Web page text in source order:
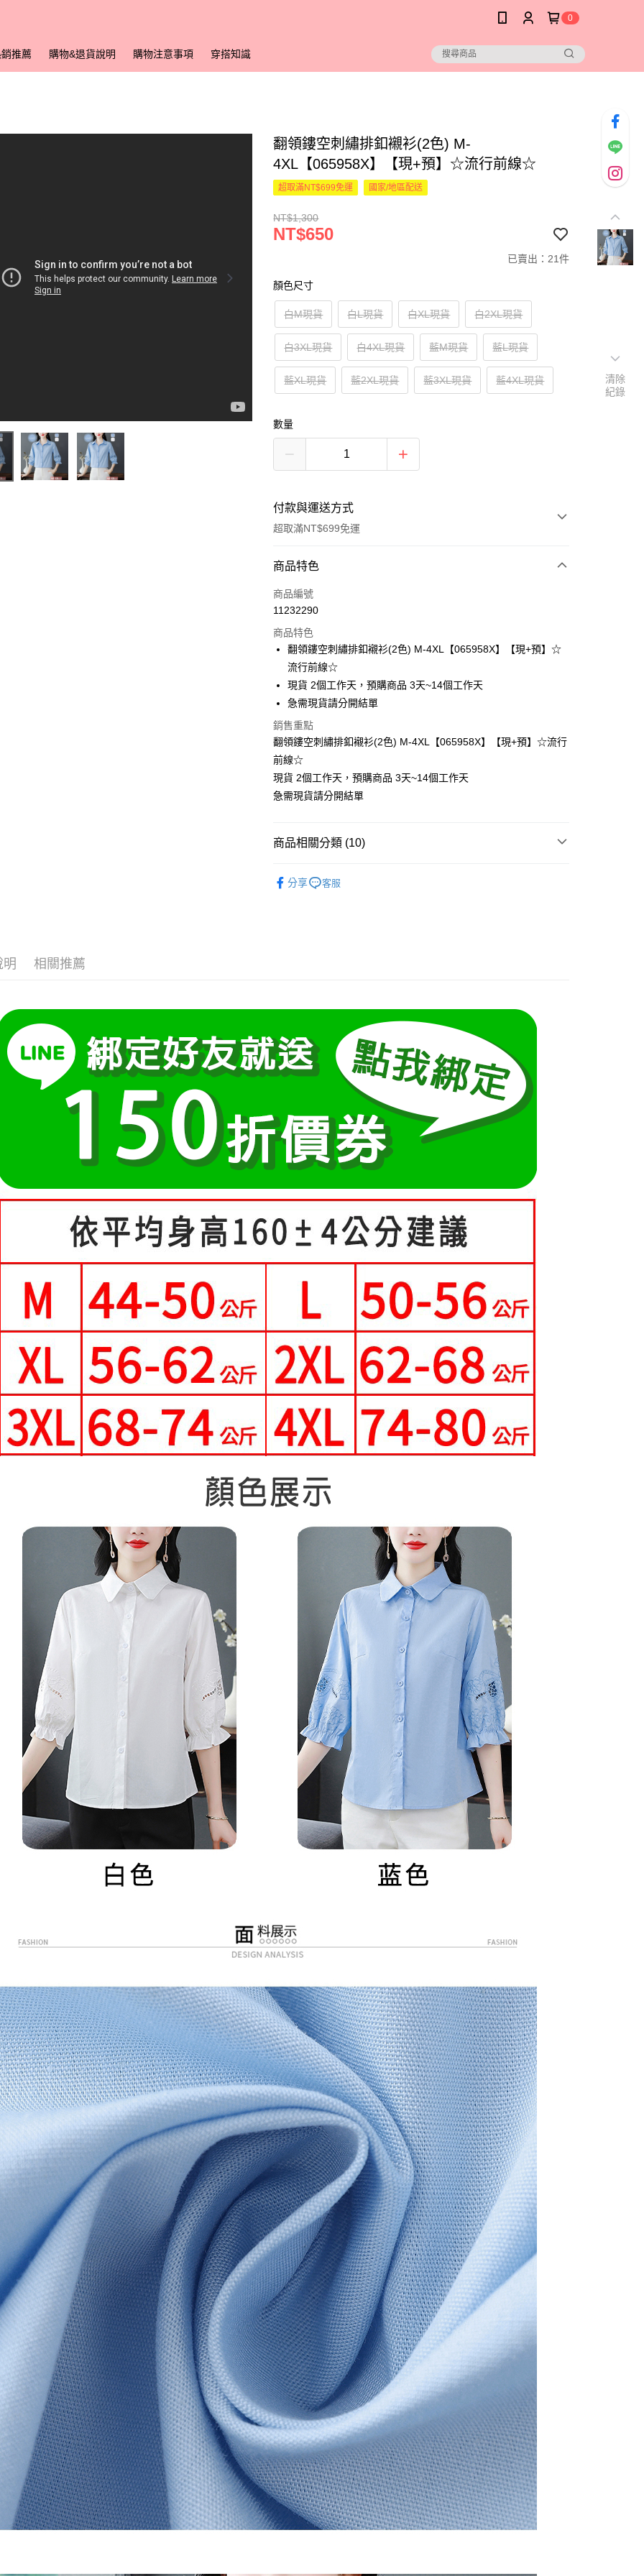
0
推薦 購物&退貨說明 購物注意事項 穿搭知識
翻領鏤空刺繡排釦襯衫(2色) M-
4XL【065958X】【現+預】☆流行前線☆
超取滿NT$699免運 國家/地區配送
NT$1,300
NT$650
已賣出：21件
顏色尺寸
白M現貨 白L現貨 白XL現貨 白2XL現貨
白3XL現貨 白4XL現貨 藍M現貨 藍L現貨
藍XL現貨 藍2XL現貨 藍3XL現貨 藍4XL現貨
數量
付款與運送方式
超取滿NT$699免運
付款方式
信用卡一次付款
LINE Pay
Apple Pay
街口支付
悠遊付
全支付
全盈+PAY
相關說明
1.本服務由台灣大哥大提供，台灣大哥大用戶可立即使用無須另外申請。
2.付款方式選擇「大哥付你分期」，訂單成立後會自動跳轉到大哥付的交易
2.透過簡訊連結打開帳單後，可選擇「超商條碼／台灣大直營門市／銀行轉
帳／街口支付／iPASS MONEY」等通路繳費。
【注意事項】
1.本服務係由「台灣大哥大股份有限公司」（以下簡稱本公司）所提供，讓
用戶於交易時，得透過本服務購買商品或服務，並由商店將買賣／分期付
款買賣價金債權讓與本公司後，依約使用本公司帳單繳交帳款。
2.基於同意付款使用「大哥付你分期」之契約關係目的，商店將以您的個人
資料（包含姓名、電話或地址）提供予台灣大哥大進項蒐集、處理及利
用，由本公司與您本人進行分期帳單所需資料之確認、核對及更正。
3.完整用戶服務條款，請詳閱以下連結：
相關說明
１．於結帳方式選擇「AFTEE先享後付」後，將跳轉至「AFTEE先享後
付」結帳頁面，進行簡訊認證並確認金額後，即可完成結帳。
２．訂單成立數日內，您將收到繳費通知簡訊。
３．收到繳費通知簡訊後14天內，點擊此簡訊中的連結，可透過四大超商
／ATM／網路銀行／等多元方式進行付款，方視為交易完成。
※ 請注意：結帳手續完成當下不需立刻繳費，但若您需要取消訂單，請聯
絡購買商品的店家。未經商家同意取消之訂單仍視為有效，需透過AFTEE
先享後付繳納相關費用。
※ 交易是否成功請以「AFTEE先享後付 」之結帳頁面顯示為準，若有關於
是否繳費成功／繳費後需取消欲退款等相關疑問，請聯繫「AFTEE先享後
付客戶支援中心」https://netprotections.freshdesk.com/support/home
【注意事項】
１．透過由恩沛科技股份有限公司提供之「AFTEE先享後付」服務完成之
交易，需依本服務之必要範圍內提供個人資料，並將交易相關給付款項請
求債權轉讓予恩沛科技股份有限公司。
２．關於個人資料處理事宜，請瀏覽以下網址：
https://aftee.tw/terms/#terms3
３．未成年的使用者請事先徵得法定代理人或監護人之同意方可使用
任。
４．使用「AFTEE先享後付」時，將依據個別帳號之用戶狀況，依本公司
即時審查核予不同之上限額度；若仍有額度不足之情形，本公司將視審查
結果請求用戶進行身份認證。
５．嚴禁一人註冊多個帳號或使用他人資訊註冊。若發現惡意使用之情
形，恩沛科技股份有限公司將有權停止該用戶之使用額度並採取法律行
動。
每筆NT$80，滿NT$699(含以上)免運費
付款後全家取貨
每筆NT$80，滿NT$699(含以上)免運費
付款後萊爾富取貨
每筆NT$80，滿NT$699(含以上)免運費
7-11付款取貨
每筆NT$80，滿NT$699(含以上)免運費
每筆NT$80，滿NT$699(含以上)免運費
每筆NT$70，滿NT$699(含以上)免運費
國家/地區配送
商品特色
商品編號
11232290
商品特色
翻領鏤空刺繡排釦襯衫(2色) M-4XL【065958X】【現+預】☆
流行前線☆
現貨 2個工作天，預購商品 3天~14個工作天
急需現貨請分開結單
銷售重點
翻領鏤空刺繡排釦襯衫(2色) M-4XL【065958X】【現+預】☆流行
前線☆
現貨 2個工作天，預購商品 3天~14個工作天
急需現貨請分開結單
商品相關分類 (10)
👚上衣分類 POLO領上衣
大尺碼女裝(70kg以上)
小尺碼女裝(45-55kg)
中尺碼女裝(55-70kg)
分享 客服
明 相關推薦
清除
紀錄